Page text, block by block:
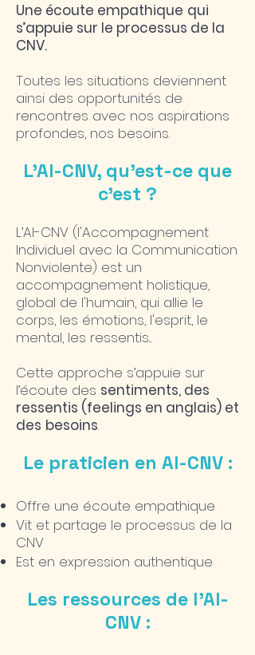
Une écoute empathique qui
s’appuie sur le processus de la
CNV.
Toutes les situations deviennent
ainsi des opportunités de
rencontres avec nos aspirations
profondes, nos besoins.
L'AI-CNV, qu'est-ce que
c'est ?
L’AI-CNV (l'Accompagnement
Individuel avec la Communication
Nonviolente) est un
accompagnement holistique,
global de l'humain, qui allie le
corps, les émotions, l'esprit, le
mental, les ressentis...
Cette approche s’appuie sur
l’écoute des sentiments, des
ressentis (feelings en anglais) et
des besoins.
Le praticien en AI-CNV :
Offre une écoute empathique
Vit et partage le processus de la
CNV
Est en expression authentique
Les ressources de l'AI-
CNV :